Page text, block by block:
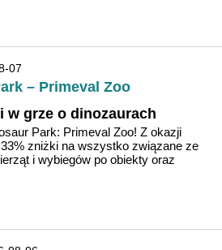
07
– Primeval Zoo
w grze o dinozaurach
Park: Primeval Zoo! Z okazji
zniżki na wszystko związane ze
i wybiegów po obiekty oraz